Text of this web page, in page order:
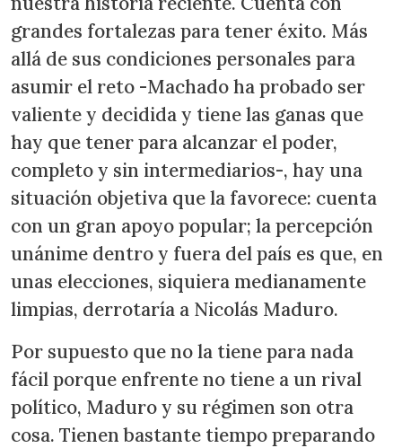
grandes fortalezas para tener éxito. Más
allá de sus condiciones personales para
asumir el reto -Machado ha probado ser
valiente y decidida y tiene las ganas que
hay que tener para alcanzar el poder,
completo y sin intermediarios-, hay una
situación objetiva que la favorece: cuenta
con un gran apoyo popular; la percepción
unánime dentro y fuera del país es que, en
unas elecciones, siquiera medianamente
limpias, derrotaría a Nicolás Maduro.
Por supuesto que no la tiene para nada
fácil porque enfrente no tiene a un rival
político, Maduro y su régimen son otra
cosa. Tienen bastante tiempo preparando